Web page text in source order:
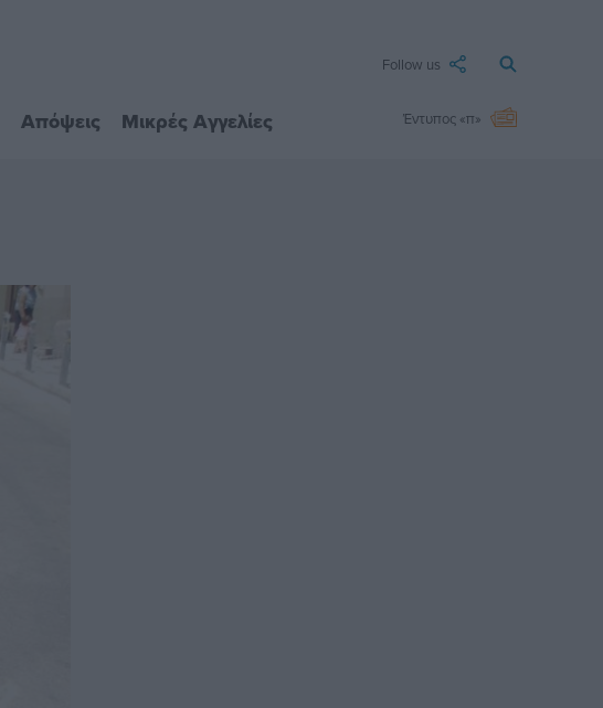
Follow us
Απόψεις Μικρές Αγγελίες Έντυπος «π»